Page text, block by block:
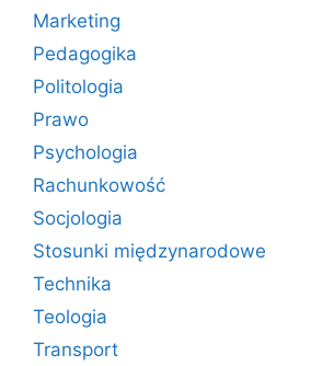
Marketing
Pedagogika
Politologia
Prawo
Psychologia
Rachunkowość
Socjologia
Stosunki międzynarodowe
Technika
Teologia
Transport